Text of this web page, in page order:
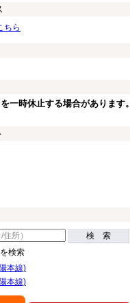
ちら
一時休止する場合があります。
検 索
検索
本線)
本線)